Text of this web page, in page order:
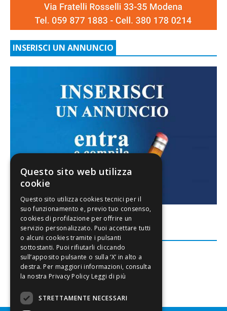
INSERISCI UN ANNUNCIO
FACEBOOK
Questo sito web utilizza
cookie
Leggi di più
STRETTAMENTE NECESSARI